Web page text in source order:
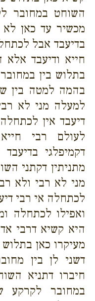
השוחט במחובר
מכשיר עד כאן
בדיעבד אבל
חייא ודיעבד אלא
בתלוש בין
בהמה למטה בין
למעלה מני לא
דיעבד אין
לעולם רבי
דקמיפלגי
מתניתין דקתני
מני לא רבי ולא
לכתחלה אי רבי
ואפילו לכתחלה
היא קשיא דרבי
מעיקרו כאן
דשני לן בין
חיברו דתניא
במחובר לקרקע